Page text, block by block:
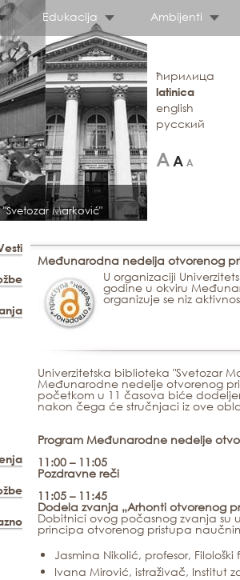
Edukacija Ambijenti
Marković"
ћирилица
latinica
english
русский
Međunarodna nedelja otvorenog
U organizaciji
godine u okviru
organizuje se niz
Univerzitetska biblioteka "Svetozar
Međunarodne nedelje otvorenog
početkom u 11 časova biće
nakon čega će stručnjaci iz ove
Program Međunarodne nedelje
11:00 – 11:05
Pozdravne reči
1 1:05– 11:45
Dodela zvanja „Arhonti otvorenog
Dobitnici ovog počasnog zvanja su
principa otvorenog pristupa
Jasmina Nikolić, profesor,
Ivana Mirović, istraživač, Institut